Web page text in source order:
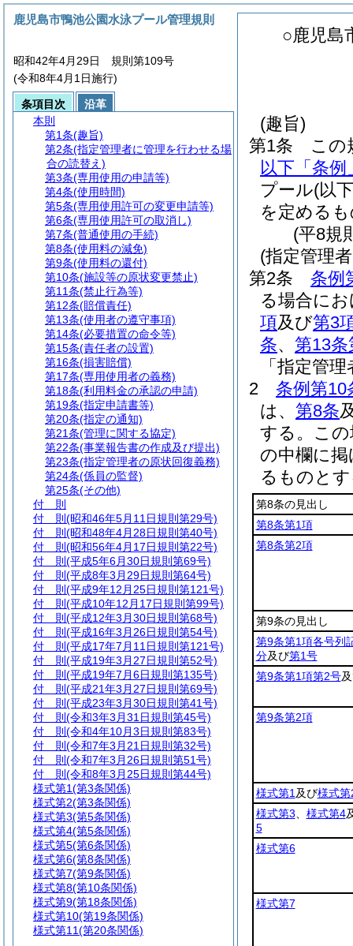
○鹿児島
(趣旨)
第1条
この
以下「条
プール(以
を定める
(平8規
(指定管理
第2条
条例
る場合に
項及び第3
条、 第13条
「指定管
2
条例第10
は、 第8条
する。 こ
の中欄に
るものと
第8条の見出し
第8条第1項
第8条第2項
第9条の見出し
第9条第1項各号列
分及び第1号
第9条第1項第2号
第9条第2項
様式第1 及び様式第
様式第3
様式第4
5
様式第6
様式第7
鹿児島市鴨池公園水泳プール管理規則
昭和42年4月29日 規則第109号
(令和8年4月1日施行)
条項目次
沿革
本則
第1条(趣旨)
第2条(指定管理者に管理を行わせる場
合の読替え)
第3条(専用使用の申請等)
第4条(使用時間)
第5条(専用使用許可の変更申請等)
第6条(専用使用許可の取消し)
第7条(普通使用の手続)
第8条(使用料の減免)
第9条(使用料の還付)
第10条(施設等の原状変更禁止)
第11条(禁止行為等)
第12条(賠償責任)
第13条(使用者の遵守事項)
第14条(必要措置の命令等)
第15条(責任者の設置)
第16条(損害賠償)
第17条(専用使用者の義務)
第18条(利用料金の承認の申請)
第19条(指定申請書等)
第20条(指定の通知)
第21条(管理に関する協定)
第22条(事業報告書の作成及び提出)
第23条(指定管理者の原状回復義務)
第24条(係員の監督)
第25条(その他)
付 則
付 則 (昭和46年5月11日規則第29号)
付 則 (昭和48年4月28日規則第40号)
付 則 (昭和56年4月17日規則第22号)
付 則 (平成5年6月30日規則第69号)
付 則 (平成8年3月29日規則第64号)
付 則 (平成9年12月25日規則第121号)
付 則 (平成10年12月17日規則第99号)
付 則 (平成12年3月30日規則第68号)
付 則 (平成16年3月26日規則第54号)
付 則 (平成17年7月11日規則第121号)
付 則 (平成19年3月27日規則第52号)
付 則 (平成19年7月6日規則第135号)
付 則 (平成21年3月27日規則第69号)
付 則 (平成23年3月30日規則第41号)
付 則 (令和3年3月31日規則第45号)
付 則 (令和4年10月3日規則第83号)
付 則 (令和7年3月21日規則第32号)
付 則 (令和7年3月26日規則第51号)
付 則 (令和8年3月25日規則第44号)
様式第1(第3条関係)
様式第2(第3条関係)
様式第3(第5条関係)
様式第4(第5条関係)
様式第5(第6条関係)
様式第6(第8条関係)
様式第7(第9条関係)
様式第8(第10条関係)
様式第9(第18条関係)
様式第10(第19条関係)
様式第11(第20条関係)